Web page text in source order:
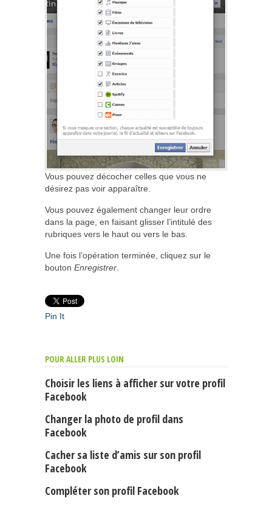
Vous pouvez décocher celles que vous ne
désirez pas voir apparaître.
Vous pouvez également changer leur ordre
dans la page, en faisant glisser l’intitulé des
rubriques vers le haut ou vers le bas.
Une fois l’opération terminée, cliquez sur le
bouton Enregistrer
Pin It
POUR ALLER PLUS LOIN
Choisir les liens à afficher sur votre profil
Facebook
Changer la photo de profil dans
Facebook
Cacher sa liste d’amis sur son profil
Facebook
Compléter son profil Facebook